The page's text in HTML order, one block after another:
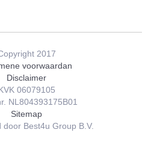
2017
voorwaardan
Disclaimer
06079105
NL804393175B01
Sitemap
door Best4u Group B.V.